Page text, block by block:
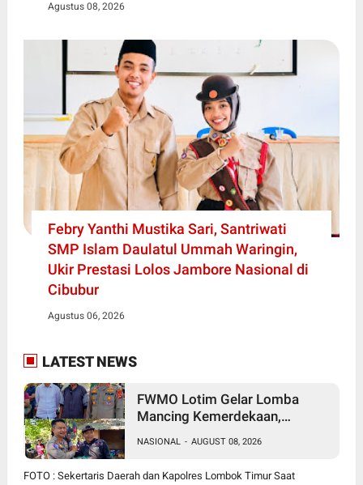
Agustus 08, 2026
Febry Yanthi Mustika Sari, Santriwati
SMP Islam Daulatul Ummah Waringin,
Ukir Prestasi Lolos Jambore Nasional di
Cibubur
Agustus 06, 2026
LATEST NEWS
FWMO Lotim Gelar Lomba
Mancing Kemerdekaan,
Tradisi Tahunan Pererat Sinergi
Insan Pers, Polri, dan Pemda
NASIONAL - AUGUST 08, 2026
FOTO : Sekertaris Daerah dan Kapolres Lombok Timur Saat